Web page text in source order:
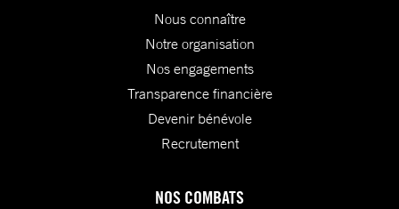
Nous connaître
Notre organisation
Nos engagements
Transparence financière
Devenir bénévole
Recrutement
NOS COMBATS